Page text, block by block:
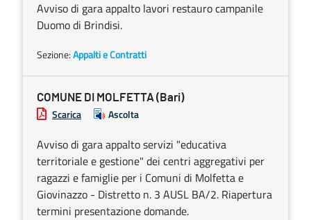
Avviso di gara appalto lavori restauro campanile
Duomo di Brindisi.
Sezione:Appalti e Contratti
COMUNE DI MOLFETTA (Bari)
Scarica Ascolta
Avviso di gara appalto servizi "educativa
territoriale e gestione" dei centri aggregativi per
ragazzi e famiglie per i Comuni di Molfetta e
Giovinazzo - Distretto n. 3 AUSL BA/2. Riapertura
termini presentazione domande.